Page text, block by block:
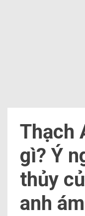
Thạch
gì? Ý
thủy
anh